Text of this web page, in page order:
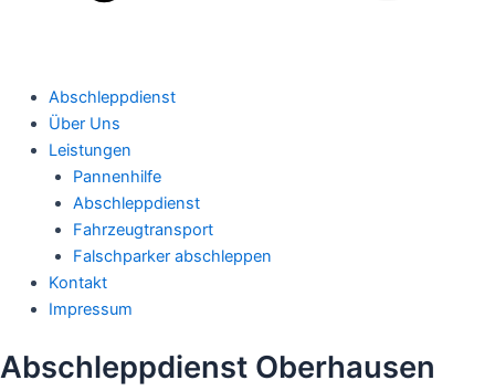
Abschleppdienst
Über Uns
Leistungen
Pannenhilfe
Abschleppdienst
Fahrzeugtransport
Falschparker abschleppen
Kontakt
Impressum
Abschleppdienst Oberhausen